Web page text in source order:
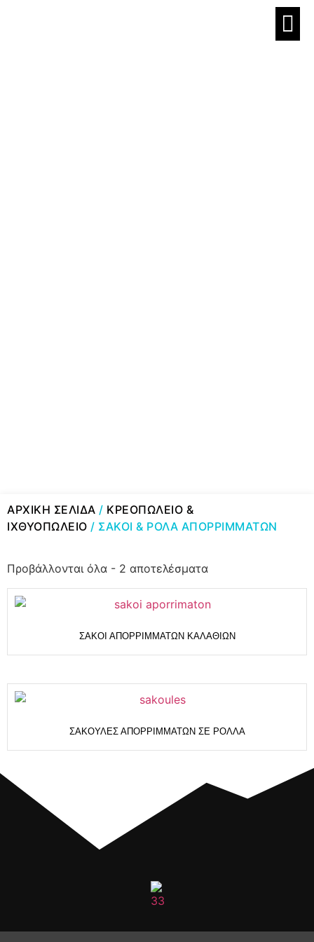
ΑΡΧΙΚΉ ΣΕΛΊΔΑ / ΚΡΕΟΠΩΛΕΙΟ &
ΙΧΘΥΟΠΩΛΕΙΟ / ΣΑΚΟΙ & ΡΟΛΑ ΑΠΟΡΡΙΜΜΑΤΩΝ
Προβάλλονται όλα - 2 αποτελέσματα
ΣΑΚΟΙ ΑΠΟΡΡΙΜΜΑΤΩΝ ΚΑΛΑΘΙΩΝ
ΣΑΚΟΥΛΕΣ ΑΠΟΡΡΙΜΜΑΤΩΝ ΣΕ ΡΟΛΛΑ